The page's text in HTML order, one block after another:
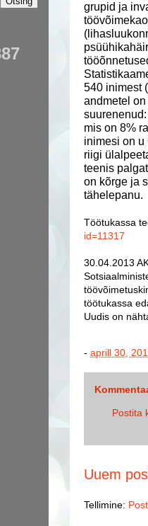
grupid ja
540 inimest (
andmetel
mis on 8%
inimesi on u
riigi
teenis
on kõrge ja
tähelepanu.
Töötukassa
id=11317
30.04.2013
töötukassa
Uudis on
- aprill 30,
Postita
Uuem
Tellimine: